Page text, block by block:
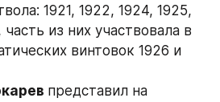
1921, 1922, 1924, 1925,
часть из них участвовала в
винтовок 1926 и
представил на